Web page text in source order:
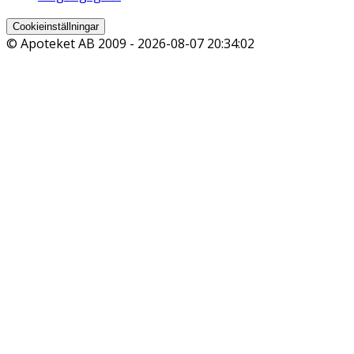
Cookieinställningar
© Apoteket AB 2009 - 2026-08-07 20:34:02